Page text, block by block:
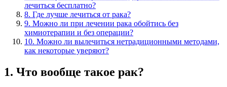
лечиться бесплатно?
8. Где лучше лечиться от рака?
9. Можно ли при лечении рака обойтись без
химиотерапии и без операции?
10. Можно ли вылечиться нетрадиционными методами,
как некоторые уверяют?
1. Что вообще такое рак?